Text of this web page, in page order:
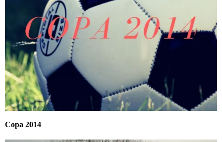
Copa 2014